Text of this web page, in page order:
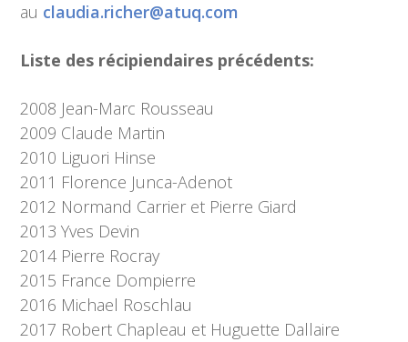
au claudia.richer@atuq.com
Liste des récipiendaires précédents:
2008 Jean-Marc Rousseau
2009 Claude Martin
2010 Liguori Hinse
2011 Florence Junca-Adenot
2012 Normand Carrier et Pierre Giard
2013 Yves Devin
2014 Pierre Rocray
2015 France Dompierre
2016 Michael Roschlau
2017 Robert Chapleau et Huguette Dallaire